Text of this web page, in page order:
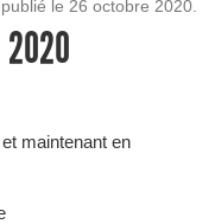
le 26 octobre 2020.
maintenant en